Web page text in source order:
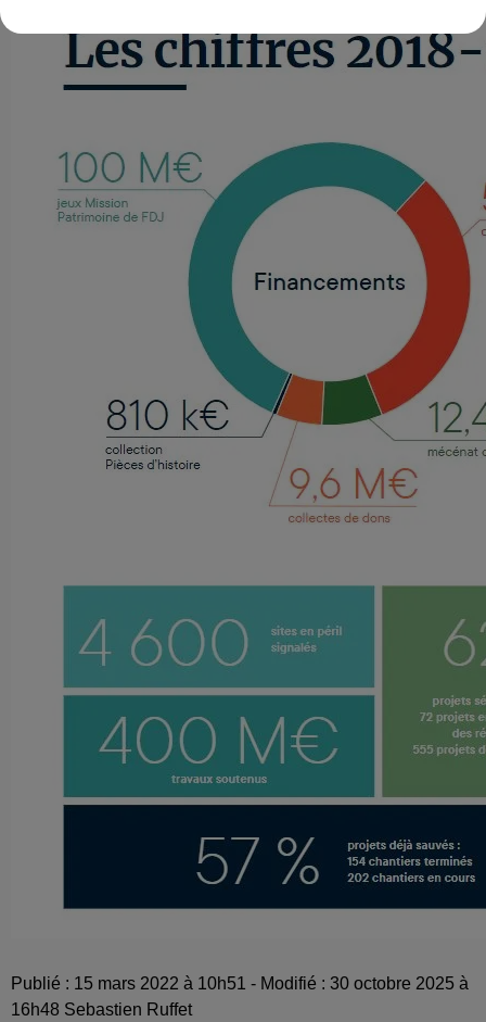
Publié : 15 mars 2022 à 10h51 - Modifié : 30 octobre 2025 à
16h48 Sebastien Ruffet